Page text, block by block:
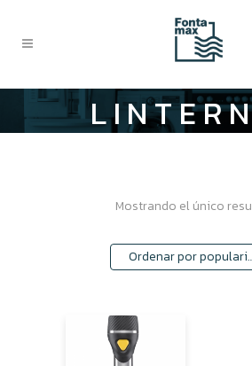
Mostrando el único
Ordenar